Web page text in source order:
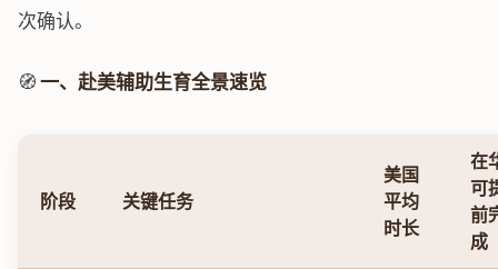
次确认。
🧭一、赴美辅助生育全景速览
阶段 关键任务
美国
平均
时长
在
可
前
成